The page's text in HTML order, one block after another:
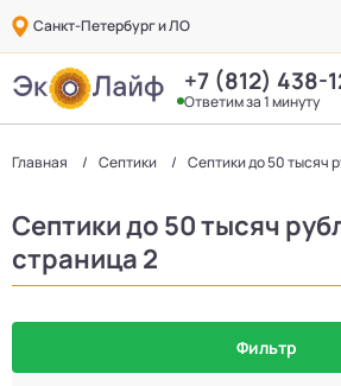
Санкт-Петербург и ЛО
+7 (812) 438-
Ответим за 1 минуту
Главная Септики Септики до 50 тысяч
Септики до 50 тысяч
страница 2
Фильтр